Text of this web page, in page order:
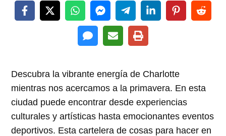
Descubra la vibrante energía de Charlotte
mientras nos acercamos a la primavera. En esta
ciudad puede encontrar desde experiencias
culturales y artísticas hasta emocionantes eventos
deportivos. Esta cartelera de cosas para hacer en